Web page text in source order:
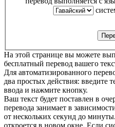
На этой странице вы можете
бесплатный перевод вашего
Для автоматизированного
два простых действия: введите
ввода и нажмите кнопку.
Ваш текст будет поставлен в
перевода занимает в
от нескольких секунд до
откроется в новом окне. Если